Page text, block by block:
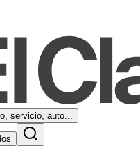
servicio, auto...